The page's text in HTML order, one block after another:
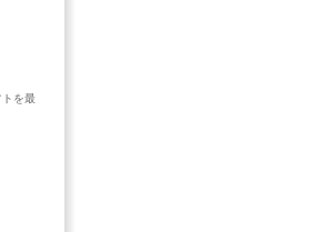
トを最